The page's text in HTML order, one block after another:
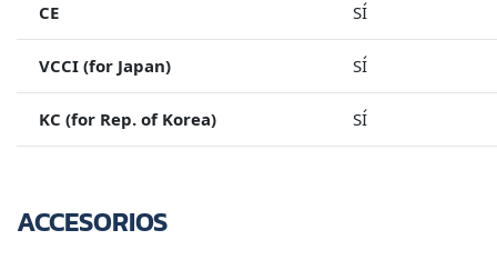
CE SÍ
VCCI (for Japan) SÍ
KC (for Rep. of Korea) SÍ
ACCESORIOS